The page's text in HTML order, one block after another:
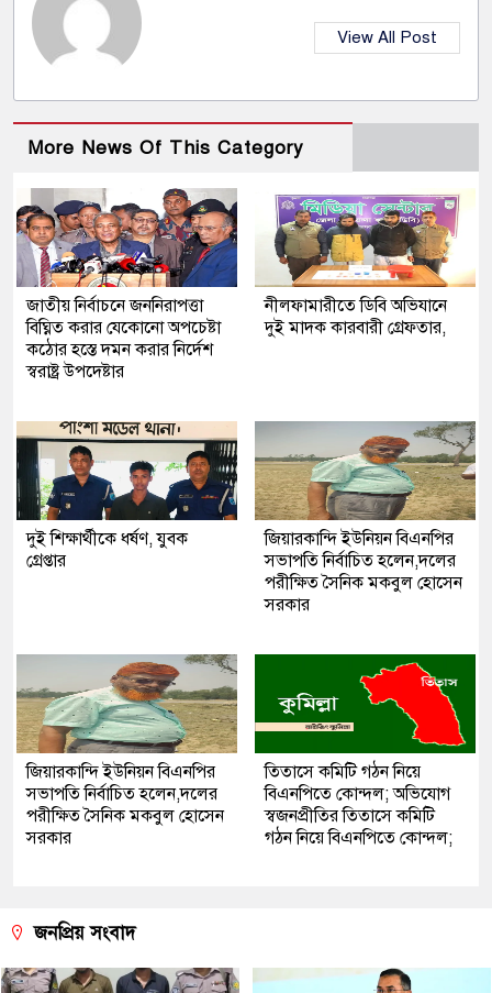
View All Post
More News Of This Category
জাতীয় নির্বাচনে জননিরাপত্তা
বিঘ্নিত করার যেকোনো অপচেষ্টা
কঠোর হস্তে দমন করার নির্দেশ
স্বরাষ্ট্র উপদেষ্টার
নীলফামারীতে ডিবি অভিযানে
দুই মাদক কারবারী গ্রেফতার,
দুই শিক্ষার্থীকে ধর্ষণ, যুবক
গ্রেপ্তার
জিয়ারকান্দি ইউনিয়ন বিএনপির
সভাপতি নির্বাচিত হলেন,দলের
পরীক্ষিত সৈনিক মকবুল হোসেন
সরকার
জিয়ারকান্দি ইউনিয়ন বিএনপির
সভাপতি নির্বাচিত হলেন,দলের
পরীক্ষিত সৈনিক মকবুল হোসেন
সরকার
তিতাসে কমিটি গঠন নিয়ে
বিএনপিতে কোন্দল; অভিযোগ
স্বজনপ্রীতির তিতাসে কমিটি
গঠন নিয়ে বিএনপিতে কোন্দল;
জনপ্রিয় সংবাদ